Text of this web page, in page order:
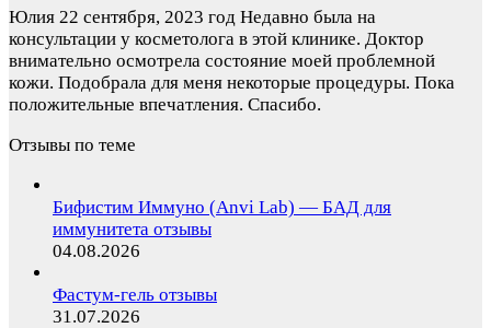
Юлия 22 сентября, 2023 год Недавно была на
консультации у косметолога в этой клинике. Доктор
внимательно осмотрела состояние моей проблемной
кожи. Подобрала для меня некоторые процедуры. Пока
положительные впечатления. Спасибо.
Отзывы по теме
Бифистим Иммуно (Anvi Lab) — БАД для
иммунитета отзывы
04.08.2026
Фастум-гель отзывы
31.07.2026